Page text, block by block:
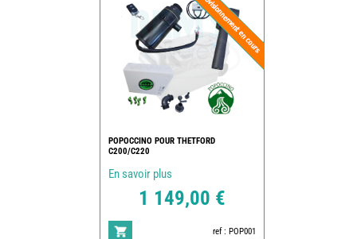
POPOCCINO POUR THETFORD
C200/C220
En savoir plus
1 149,00 €
ref : POP001